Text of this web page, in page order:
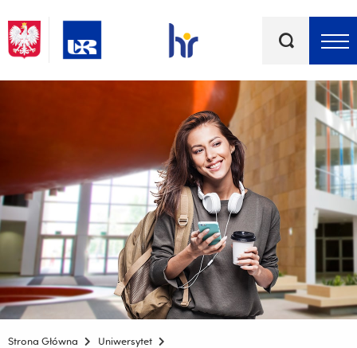
kluczowe
Strona Główna
Uniwersytet